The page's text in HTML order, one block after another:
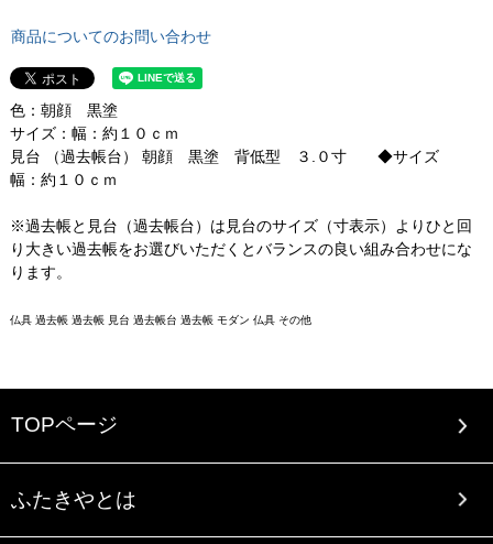
商品についてのお問い合わせ
色：朝顔 黒塗
サイズ：幅：約１０ｃｍ
見台 （過去帳台） 朝顔 黒塗 背低型 ３.０寸 ◆サイズ
幅：約１０ｃｍ
※過去帳と見台（過去帳台）は見台のサイズ（寸表示）よりひと回
り大きい過去帳をお選びいただくとバランスの良い組み合わせにな
ります。
仏具 過去帳 過去帳 見台 過去帳台 過去帳 モダン 仏具 その他
TOPページ
ふたきやとは